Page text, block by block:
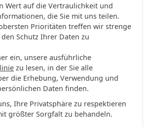
Wert auf die Vertraulichkeit und
die Sie mit uns teilen.
Prioritäten treffen wir strenge
Schutz Ihrer Daten zu
ein, unsere ausführliche
zu lesen, in der Sie alle
die Erhebung, Verwendung und
Daten finden.
Ihre Privatsphäre zu respektieren
größter Sorgfalt zu behandeln.